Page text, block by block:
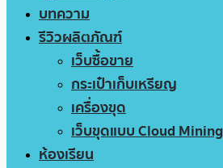
บทความ
รีวิวผลิตภัณฑ์
เว็บซื้อขาย
กระเป๋าเก็บเหรียญ
เครื่องขุด
เว็บขุดแบบ Cloud Mining
ห้องเรียน